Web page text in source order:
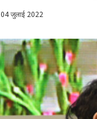
04 जुलाई 2022